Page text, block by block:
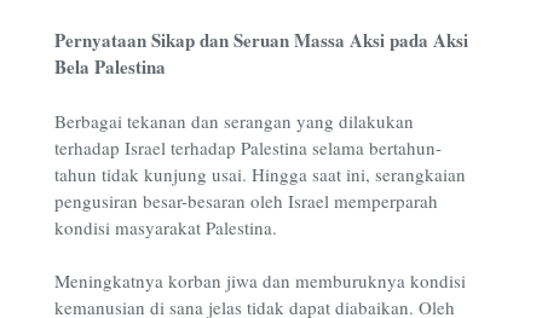
Pernyataan Sikap dan Seruan Massa Aksi pada Aksi
Bela Palestina
Berbagai tekanan dan serangan yang dilakukan
terhadap Israel terhadap Palestina selama bertahun-
tahun tidak kunjung usai. Hingga saat ini, serangkaian
pengusiran besar-besaran oleh Israel memperparah
kondisi masyarakat Palestina.
Meningkatnya korban jiwa dan memburuknya kondisi
kemanusian di sana jelas tidak dapat diabaikan. Oleh